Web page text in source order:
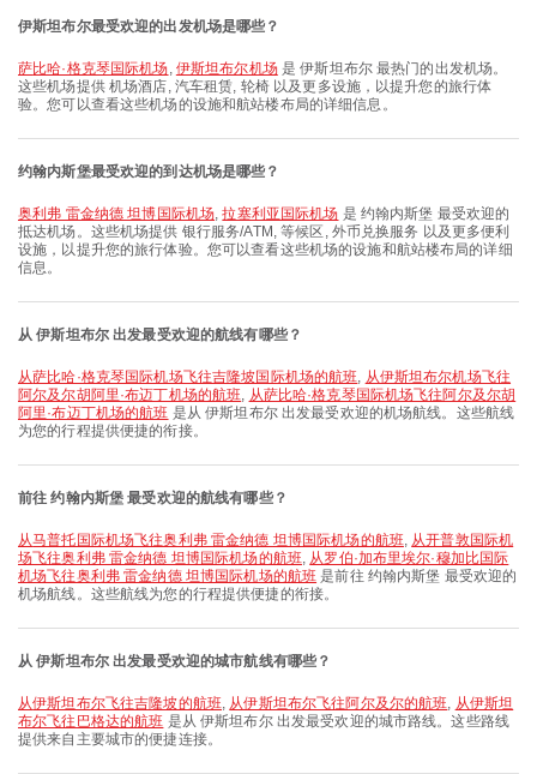
伊斯坦布尔最受欢迎的出发机场是哪些？
萨比哈·格克琴国际机场, 伊斯坦布尔机场是 伊斯坦布尔 最热门的出发机场。
这些机场提供 机场酒店, 汽车租赁, 轮椅 以及更多设施，以提升您的旅行体
验。您可以查看这些机场的设施和航站楼布局的详细信息。
约翰内斯堡最受欢迎的到达机场是哪些？
奥利弗 雷金纳德 坦博国际机场,拉塞利亚国际机场 是 约翰内斯堡 最受欢迎的
抵达机场。这些机场提供 银行服务/ATM, 等候区, 外币兑换服务 以及更多便利
设施，以提升您的旅行体验。您可以查看这些机场的设施和航站楼布局的详细
信息。
从 伊斯坦布尔 出发最受欢迎的航线有哪些？
从萨比哈·格克琴国际机场飞往吉隆坡国际机场的航班, 从伊斯坦布尔机场飞往
阿尔及尔胡阿里·布迈丁机场的航班, 从萨比哈·格克琴国际机场飞往阿尔及尔胡
阿里·布迈丁机场的航班 是从 伊斯坦布尔 出发最受欢迎的机场航线。这些航线
为您的行程提供便捷的衔接。
前往 约翰内斯堡 最受欢迎的航线有哪些？
从马普托国际机场飞往奥利弗 雷金纳德 坦博国际机场的航班, 从开普敦国际机
场飞往奥利弗 雷金纳德 坦博国际机场的航班, 从罗伯·加布里埃尔·穆加比国际
机场飞往奥利弗 雷金纳德 坦博国际机场的航班 是前往 约翰内斯堡 最受欢迎的
机场航线。这些航线为您的行程提供便捷的衔接。
从 伊斯坦布尔 出发最受欢迎的城市航线有哪些？
从伊斯坦布尔飞往吉隆坡的航班, 从伊斯坦布尔飞往阿尔及尔的航班, 从伊斯坦
布尔飞往巴格达的航班 是从 伊斯坦布尔 出发最受欢迎的城市路线。这些路线
提供来自主要城市的便捷连接。